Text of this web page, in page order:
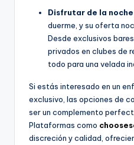
Disfrutar de la
duerme, y su oferta
Desde exclusivos
privados en clubes de
todo para una velada
Si estás interesado en un
exclusivo, las opciones de
ser un complemento
Plataformas como
discreción y calidad,